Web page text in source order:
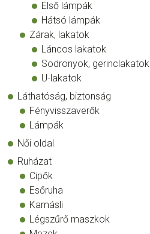
Első lámpák
Hátsó lámpák
Zárak, lakatok
Láncos lakatok
Sodronyok, gerinclakatok
U-lakatok
Láthatóság, biztonság
Fényvisszaverők
Lámpák
Női oldal
Ruházat
Cipők
Esőruha
Kamásli
Légszűrő maszkok